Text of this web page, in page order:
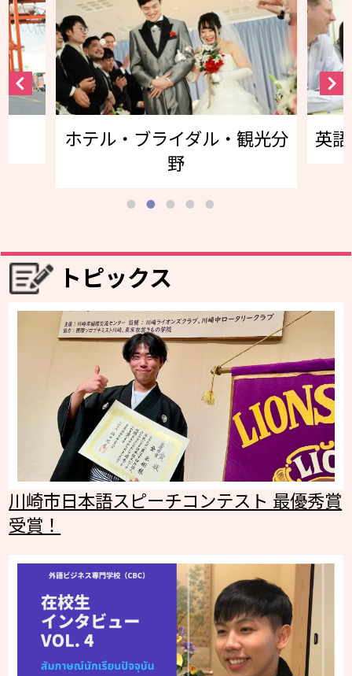
ブライダル・観光分
英語コミュニケー
トピックス
川崎市日本語スピーチコンテスト 最優秀賞
受賞！